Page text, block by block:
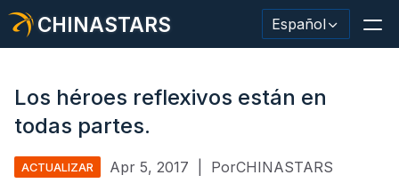
CHINASTARS Español
Los héroes reflexivos están en
todas partes.
ACTUALIZAR Apr 5, 2017 PorCHINASTARS